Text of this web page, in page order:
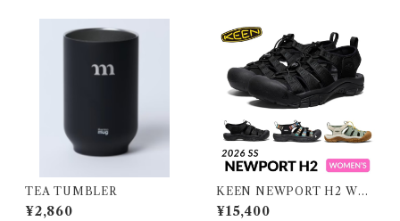
TEA TUMBLER
¥2,860
KEEN NEWPORT H2 WO
MEN キーン ニューポート エ
イチツー ウィメンズ
¥15,400